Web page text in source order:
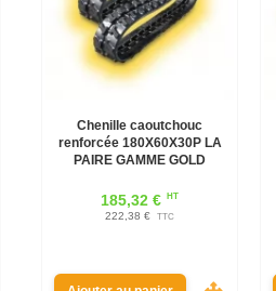
Chenille caoutchouc
renforcée 180X60X30P LA
PAIRE GAMME GOLD
185,32 € HT
222,38 € TTC